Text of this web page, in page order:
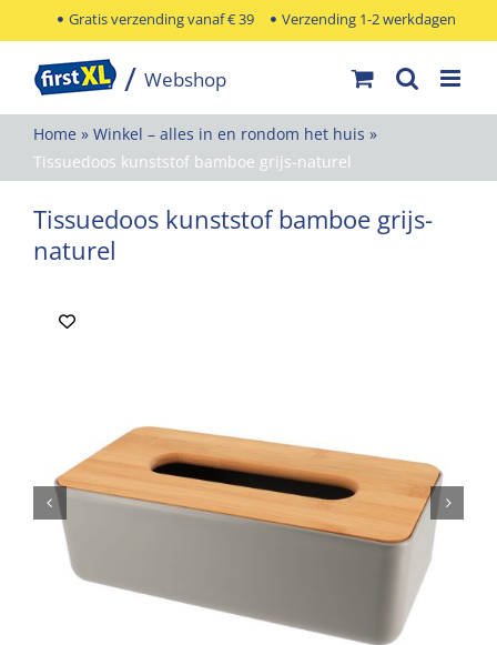
naar
inhoud
Gratis verzending vanaf € 39 Verzending 1-2 werkdagen
Home » Winkel – alles in en rondom het huis »
Tissuedoos kunststof bamboe grijs-naturel
Tissuedoos kunststof bamboe grijs-
naturel